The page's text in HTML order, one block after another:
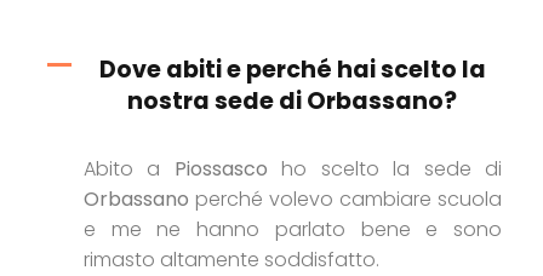
Dove abiti e perché hai scelto la
nostra sede di Orbassano?
Abito a Piossasco ho scelto la sede di
Orbassano perché volevo cambiare scuola
e me ne hanno parlato bene e sono
rimasto altamente soddisfatto.